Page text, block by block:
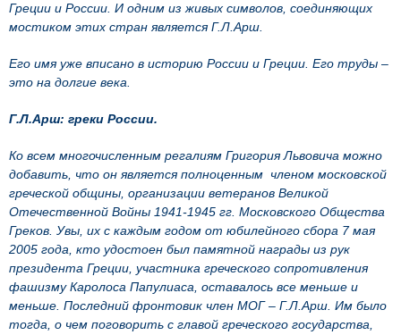
Греции и России. И одним из живых символов, соединяющих
мостиком этих стран является Г.Л.Арш.
Его имя уже вписано в историю России и Греции. Его труды –
это на долгие века.
Г.Л.Арш: греки России.
Ко всем многочисленным регалиям Григория Львовича можно
добавить, что он является полноценным членом московской
греческой общины, организации ветеранов Великой
Отечественной Войны 1941-1945 гг. Московского Общества
Греков. Увы, их с каждым годом от юбилейного сбора 7 мая
2005 года, кто удостоен был памятной награды из рук
президента Греции, участника греческого сопротивления
фашизму Каролоса Папулиаса, оставалось все меньше и
меньше. Последний фронтовик член МОГ – Г.Л.Арш. Им было
тогда, о чем поговорить с главой греческого государства,